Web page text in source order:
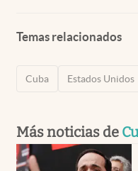
Temas relacionados
Cuba Estados Unidos
Más noticias de